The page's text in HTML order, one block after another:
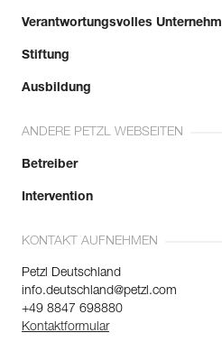
Verantwortungsvolles
Stiftung
Ausbildung
ANDERE PETZL WEBSEITEN
Betreiber
Intervention
KONTAKT AUFNEHMEN
Petzl Deutschland
info.deutschland@petzl.com
+49 8847 698880
Kontaktformular